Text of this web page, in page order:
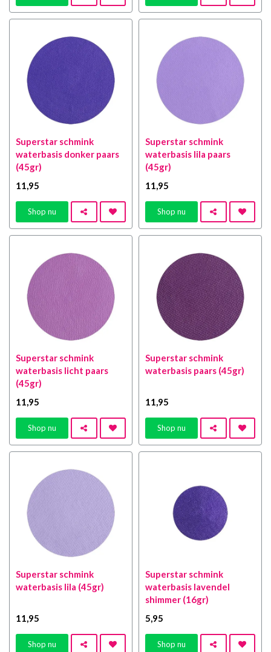
Superstar schmink
waterbasis donker paars
(45gr)
11 ,95
Shop nu
Superstar schmink
waterbasis lila paars
(45gr)
11 ,95
Shop nu
Superstar schmink
waterbasis licht paars
(45gr)
11 ,95
Shop nu
Superstar schmink
waterbasis paars (45gr)
11 ,95
Shop nu
Superstar schmink
waterbasis lila (45gr)
11 ,95
Shop nu
Superstar schmink
waterbasis lavendel
shimmer (16gr)
5 ,95
Shop nu